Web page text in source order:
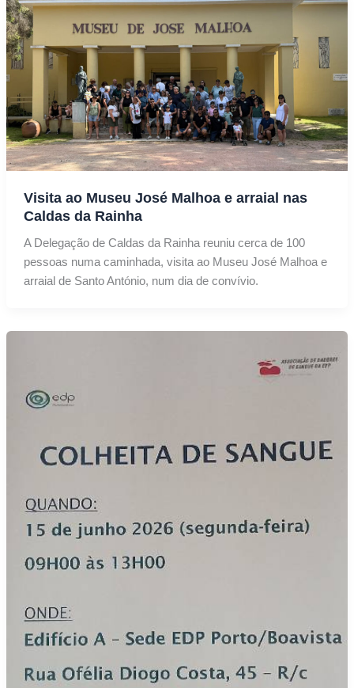
Visita ao Museu José Malhoa e arraial nas
Caldas da Rainha
A Delegação de Caldas da Rainha reuniu cerca de 100
pessoas numa caminhada, visita ao Museu José Malhoa e
arraial de Santo António, num dia de convívio.